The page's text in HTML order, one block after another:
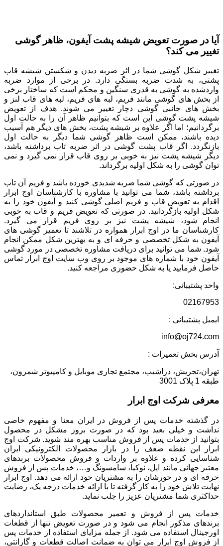
آیا در صورت تعویض شیشه پشت آیفون، ظاهر گوشی
تغییر می کند؟
تغییر شکل گوشی شما در اثر ضربه دیدن و شکستن شیشه قاب
پشتی، به شدت ضربه بستگی دارد. در برخی از موارد ضربه
واردشده به گوشی به قدری سنگین و محکم است که ساختار برخی
از بخش های گوشی مانند فریم، لبه های فریم، لبه های قاب لنز و
بخش های جانبی گوشی دچار تغییر می شوند. هدف از تعویض
شیشه پشت گوشی این است که بتوانیم ظاهر آن را به حالت اول
برگردانیم؛ اما اگر علاوه بر شیشه پشت، بخش های دیگر هم آسیب
دیده باشند، ممکن است ظاهر گوشی شما دیگر به حالت اول
بازنگردد. اگر قاب پشت گوشی در اثر ضربه تاب برداشته باشد،
دیگر شیشه پشت نیز به خوبی بر روی قاب قرار نمی گیرد و نمی
توان گوشی را به شکل اولیه برگرداند.
در صورتی که گوشی شما ضربه شدیدی خورده باشد و فریم آن تاب
برداشته باشد، شما می توانید با مشاوره با کارشناسان اوج ابرار
اقدام به تعویض قاب و فریم اصلی گوشی کنید و آیفون خود را به
شکل اولیه بازگردانید. در صورتی که تعویض فریم و قاب به خوبی
انجام شود، شیشه پشت نیز بر روی فریم قرار می گیرد.
کارشناسان ما در اوج ابرار همواره در تلاشند تا تعمیر گوشی های
آیفون به شکل تخصصی و حرفه ای و به بهترین شکل ممکن انجام
شود. شما می توانید برای دریافت مشاوره تخصصی در مورد گوشی
آیفون خود با شماره های موجود بر روی وب سایت اوج ابرار تماس
حاصل فرمایید یا به شکل حضوری مراجعه کنید.
واحد پشتیبانی:
02167953
ایمیل پشتیبانی :
info@oj724.com
آدرس بخش تعمیرات :
تهران،تجریش، دزاشیب، مجتمع تجاری موبایل و کامپیوتر شمرون،
طبقه 1 پلاک 3001
معرفی شرکت اوج ابرار
در گذشته خدمات پس از فروش در ایران معنا و مفهوم خاصی
نداشت و خیلی بعید بود که در صورت بروز مشکل در محصول
بتوانید از خدمات پس از فروش مناسب بهره مند شوید. شرکت اوج
ابرار این نقطه ضعف را در بازار محصولات الکترونیکی ایران
شناسایی کرده و علاوه بر واردات و فروش محصولات برندهای
معتبر جهانی مانند اپل، نوکیا، سامسونگ و…، خدمات پس از فروش
حرفه ای و در خورشان را به مشتریان خود ارائه می دهد. اوج ابرار
نهایت تلاش خود را به کار گرفته تا با ارائه خدمات درجه یک، رضایت
حداکثری شما مشتریان عزیز را جلب نماید.
خدمات پس از فروش و تعمیر محصولات طبق استانداردهای
برندهای مذکور انجام می شود و در صورت تعویض تنها از قطعات
اورجینال استفاده می شود. از جمله مزایای استفاده از خدمات پس
از فروش اوج ابرار می توان به ضمانت اصالت قطعات و گارانتی،